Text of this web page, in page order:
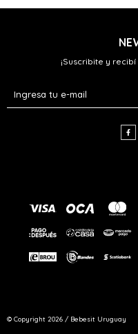
¡Suscribite y

© Copyright 2026 / Bebesit Uruguay